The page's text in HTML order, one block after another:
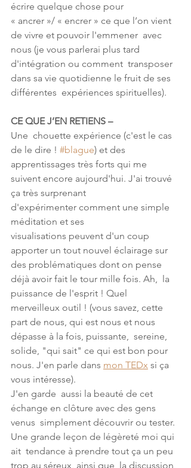
écrire quelque chose pour
« ancrer »/ « encrer » ce que l’on vient
de vivre et pouvoir l'emmener  avec
nous (je vous parlerai plus tard
d'intégration ou comment  transposer
dans sa vie quotidienne le fruit de ses
différentes  expériences spirituelles).
CE QUE J’EN RETIENS –
Une  chouette expérience (c'est le cas
de le dire ! #blague) et des
apprentissages très forts qui me
suivent encore aujourd'hui. J'ai trouvé
ça très surprenant
d'expérimenter comment une simple
méditation et ses
visualisations peuvent d'un coup
apporter un tout nouvel éclairage sur
des problématiques dont on pense
déjà avoir fait le tour mille fois. Ah,  la
puissance de l'esprit ! Quel
merveilleux outil ! (vous savez, cette
part de nous, qui est nous et nous
dépasse à la fois, puissante,  sereine,
solide, "qui sait" ce qui est bon pour
nous. J'en parle dans mon TEDx si ça
vous intéresse).
J'en garde  aussi la beauté de cet
échange en clôture avec des gens
venus  simplement découvrir ou tester.
Une grande leçon de légèreté moi qui
ait  tendance à prendre tout ça un peu
trop au séreux, ainsi que  la discussion